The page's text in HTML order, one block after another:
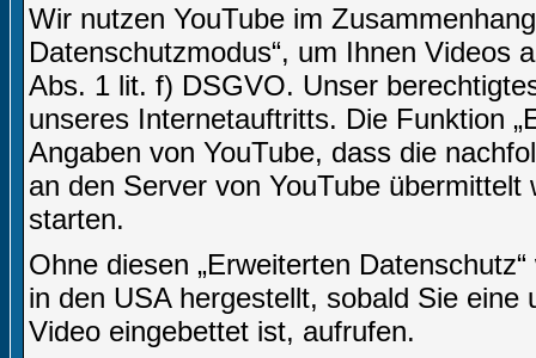
Wir nutzen YouTube im
Datenschutzmodus“, um Ihnen Videos
Abs. 1 lit. f) DSGVO. Unser
unseres Internetauftritts. Die Funktion
Angaben von YouTube, dass die
an den Server von YouTube
starten.
Ohne diesen „Erweiterten
in den USA hergestellt, sobald Sie
Video eingebettet ist, aufrufen.